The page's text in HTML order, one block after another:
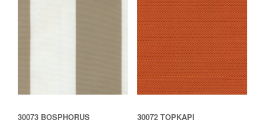
30073 BOSPHORUS 30072 TOPKAPI